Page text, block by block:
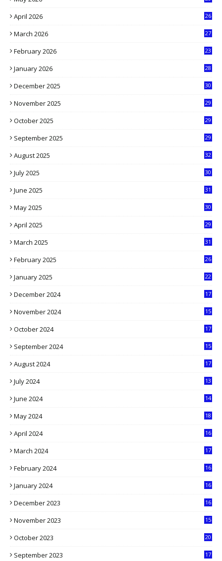
April 2026
26
March 2026
27
February 2026
23
January 2026
28
December 2025
30
November 2025
29
October 2025
29
September 2025
29
August 2025
32
July 2025
30
June 2025
31
May 2025
30
April 2025
29
March 2025
31
February 2025
26
January 2025
22
December 2024
17
November 2024
15
October 2024
17
September 2024
15
August 2024
17
July 2024
13
June 2024
14
May 2024
18
April 2024
16
March 2024
17
February 2024
16
January 2024
16
December 2023
16
November 2023
15
October 2023
20
September 2023
17